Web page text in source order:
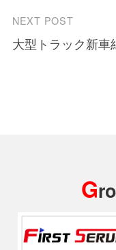
NEXT POST
大型トラック新車
G